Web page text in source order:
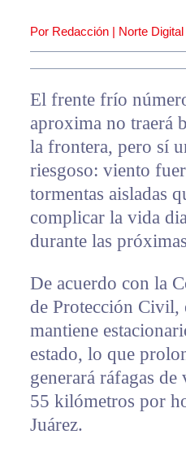
Por Redacción | Norte Digital
El frente frío
aproxima no traerá
la frontera, pero sí
riesgoso: viento
tormentas aisladas
complicar la vida
durante las
De acuerdo con la
de Protección Civil,
mantiene
estado, lo que
generará ráfagas
55 kilómetros por
Juárez.